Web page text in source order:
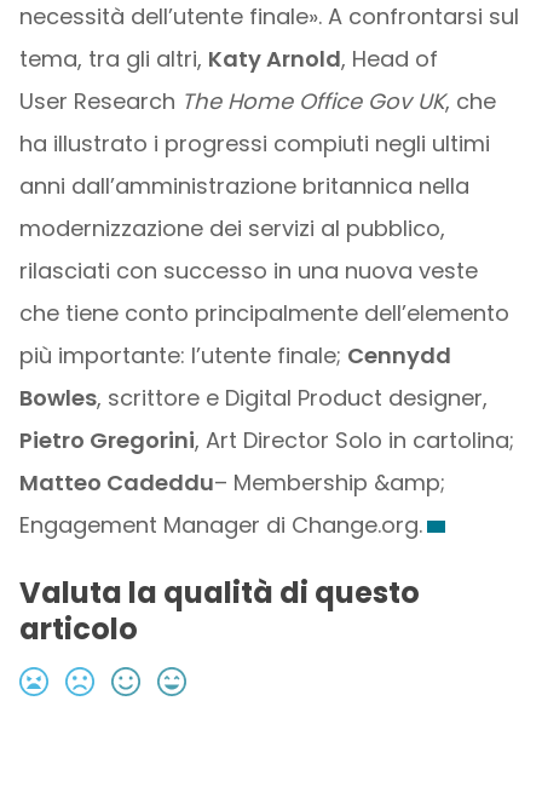
necessità dell’utente finale». A confrontarsi sul
tema, tra gli altri, Katy Arnold, Head of
User Research The Home Office Gov UK, che
ha illustrato i progressi compiuti negli ultimi
anni dall’amministrazione britannica nella
modernizzazione dei servizi al pubblico,
rilasciati con successo in una nuova veste
che tiene conto principalmente dell’elemento
più importante: l’utente finale; Cennydd
Bowles, scrittore e Digital Product designer,
Pietro Gregorini, Art Director Solo in cartolina;
Matteo Cadeddu– Membership &amp;
Engagement Manager di Change.org.
Valuta la qualità di questo
articolo